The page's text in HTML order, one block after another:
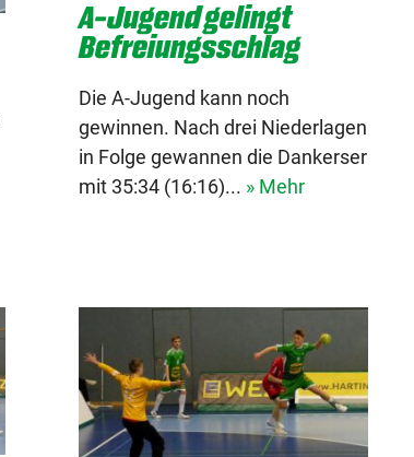
A-Jugend gelingt
Befreiungsschlag
Die A-Jugend kann noch
gewinnen. Nach drei Niederlagen
in Folge gewannen die Dankerser
mit 35:34 (16:16)... » Mehr